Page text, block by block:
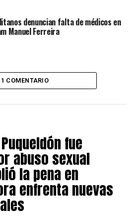
denuncian falta de médicos en
Manuel Ferreira
1 COMENTARIO
fue
abuso sexual
la pena en
enfrenta nuevas